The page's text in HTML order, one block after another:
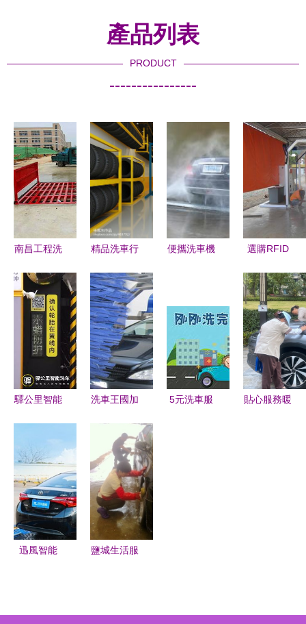
產品列表
PRODUCT
----------------
南昌工程洗
機安裝全攻
略
精品洗車行
如何打造
1463612的
非凡洗護體
驗
便攜洗車機
便捷，愛車
貼心養護
選購RFID
南 價格、
批發市場與
報價解析
——未來洗
車服務的智
能終端
驛公里智能
證者
洗車王國加
車服務新篇
章
5元洗車服
貼心服務暖
迅風智能
鹽城生活服